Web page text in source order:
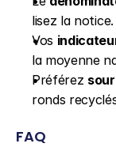
lisez la notice.
Vos
la moyenne
Préférez
ronds
FAQ